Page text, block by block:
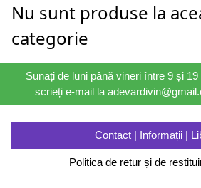
Nu sunt produse la
categorie
Sunați de luni până vineri între 9 și
scrieți e-mail la
Contact | Informații |
Politica de retur și de